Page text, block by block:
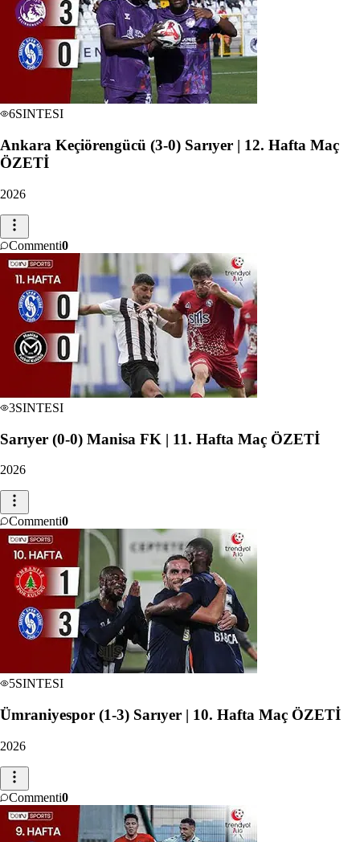
6SINTESI
Ankara Keçiörengücü (3-0) Sarıyer | 12. Hafta Maç
ÖZETİ
2026
Commenti0
3SINTESI
Sarıyer (0-0) Manisa FK | 11. Hafta Maç ÖZETİ
2026
Commenti0
5SINTESI
Ümraniyespor (1-3) Sarıyer | 10. Hafta Maç ÖZETİ
2026
Commenti0